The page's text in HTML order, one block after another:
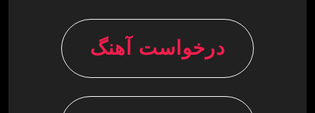
درخواست آهنگ